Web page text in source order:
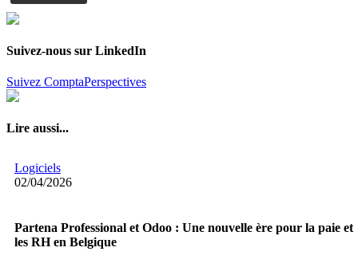
Suivez-nous sur LinkedIn
Suivez ComptaPerspectives
Lire aussi...
Logiciels
02/04/2026
Partena Professional et Odoo : Une nouvelle ère pour la paie et
les RH en Belgique